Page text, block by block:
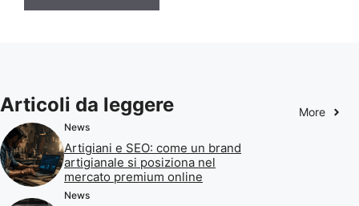
Articoli da leggere More
News
Artigiani e SEO: come un brand
artigianale si posiziona nel
mercato premium online
News